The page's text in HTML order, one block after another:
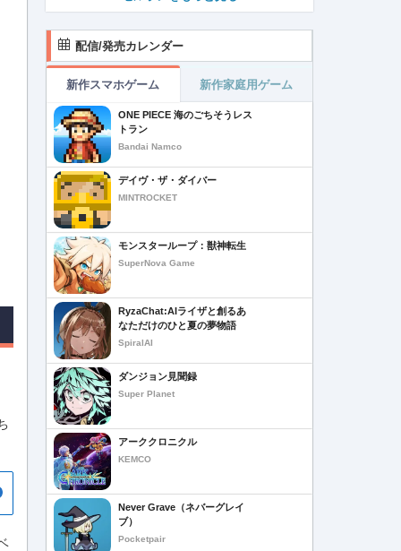
配信/発売カレンダー
新作スマホゲーム 新作家庭用ゲーム
ONE PIECE 海のごちそうレス
トラン
Bandai Namco
デイヴ・ザ・ダイバー
MINTROCKET
モンスターループ：獣神転生
SuperNova Game
RyzaChat:AIライザと創るあ
なただけのひと夏の夢物語
SpiralAI
ダンジョン見聞録
Super Planet
アーククロニクル
KEMCO
Never Grave（ネバーグレイ
ブ）
Pocketpair